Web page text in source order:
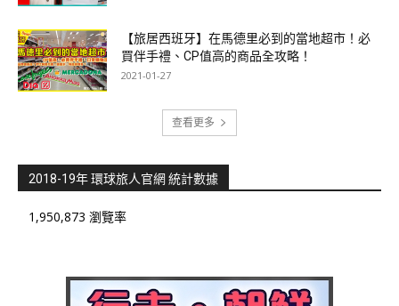
【旅居西班牙】在馬德里必到的當地超市！必
買伴手禮、CP值高的商品全攻略！
2021-01-27
查看更多
2018-19年 環球旅人官網 統計數據
1,950,873 瀏覽率